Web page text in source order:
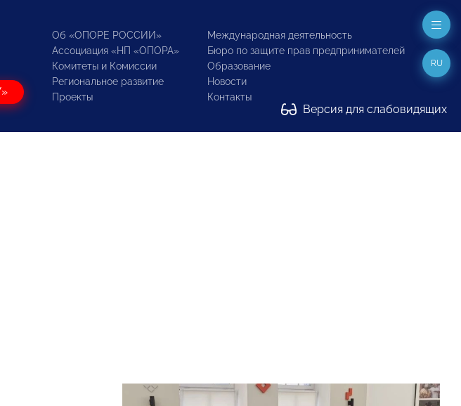
Об «ОПОРЕ РОССИИ»
Ассоциация «НП «ОПОРА»
Комитеты и Комиссии
Региональное развитие
Проекты
Международная деятельность
Бюро по защите прав предпринимателей
Образование
Новости
Контакты
Версия для слабовидящих
RU